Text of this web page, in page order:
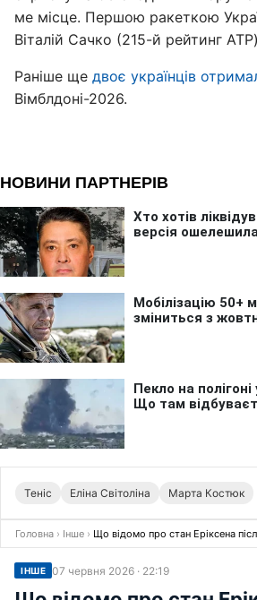
ме місце. Першою ракеткою
Віталій Сачко (215-й рейтинг
Раніше ще двоє українців
Вімблдоні-2026.
Теніс Еліна Світоліна Марта Костюк
Головна › Інше › Що відомо про стан Еріксена
ІНШЕ 07 червня 2026 · 22:19